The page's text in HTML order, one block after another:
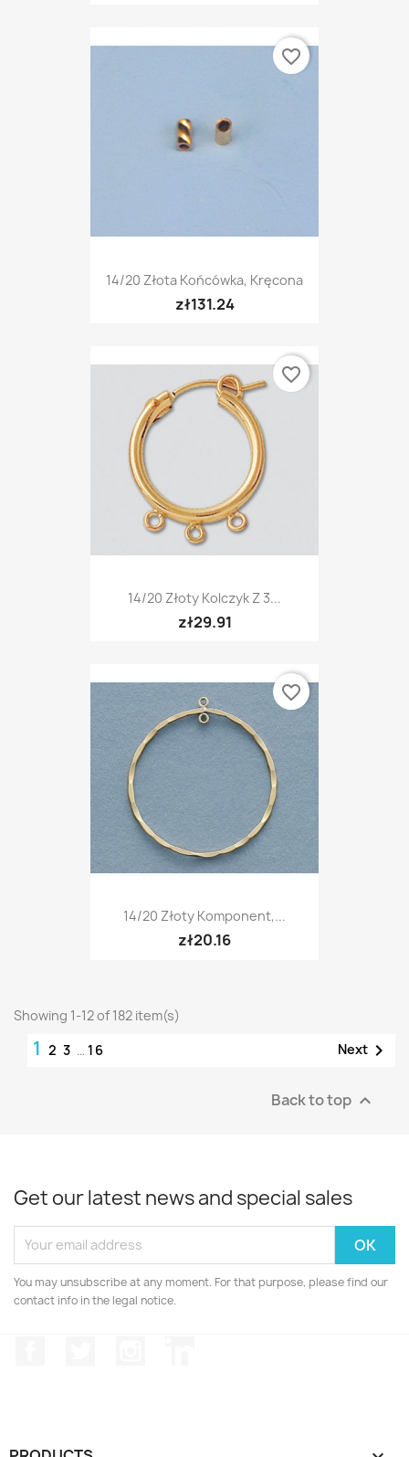
14/20 Złota Końcówka, Kręcona
zł131.24
favorite_border
14/20 Złoty Kolczyk Z 3...
zł29.91
favorite_border
14/20 Złoty Komponent,...
zł20.16
favorite_border
Showing 1-12 of 182 item(s)
1 2 3 … 16 Next 
Back to top 
Get our latest news and special sales
You may unsubscribe at any moment. For that purpose, please find our
contact info in the legal notice.